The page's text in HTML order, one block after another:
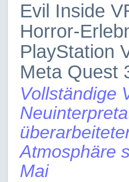
Evil Inside
Horror-
PlayStation
Meta Quest
Vollständige
Atmosphäre
Mai